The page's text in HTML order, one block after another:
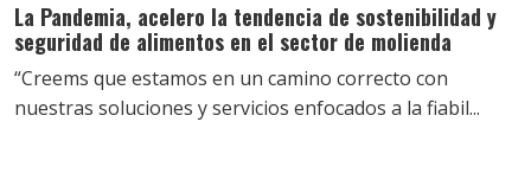
La Pandemia, acelero la tendencia de sostenibilidad y
seguridad de alimentos en el sector de molienda
“Creems que estamos en un camino correcto con
nuestras soluciones y servicios enfocados a la fiabil...